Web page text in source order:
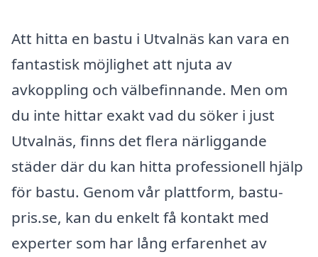
Att hitta en bastu i Utvalnäs kan vara en
fantastisk möjlighet att njuta av
avkoppling och välbefinnande. Men om
du inte hittar exakt vad du söker i just
Utvalnäs, finns det flera närliggande
städer där du kan hitta professionell hjälp
för bastu. Genom vår plattform, bastu-
pris.se, kan du enkelt få kontakt med
experter som har lång erfarenhet av